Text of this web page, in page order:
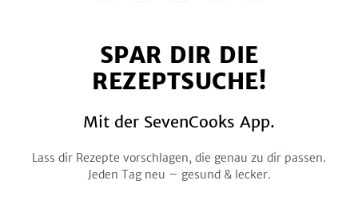
FacebookTwitterPinterestInstagramYouTube
SPAR DIR DIE
REZEPTSUCHE!
Mit der SevenCooks App.
Lass dir Rezepte vorschlagen, die genau zu dir passen.
Jeden Tag neu – gesund & lecker.